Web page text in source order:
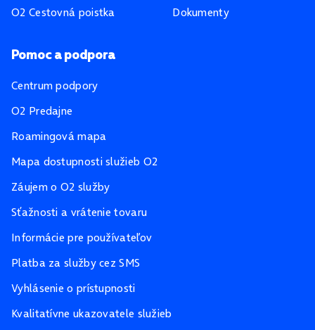
O2 Cestovná poistka
Dokumenty
Pomoc a podpora
Centrum podpory
O2 Predajne
Roamingová mapa
Mapa dostupnosti služieb O2
Záujem o O2 služby
Sťažnosti a vrátenie tovaru
Informácie pre používateľov
Platba za služby cez SMS
Vyhlásenie o prístupnosti
Kvalitatívne ukazovatele služieb